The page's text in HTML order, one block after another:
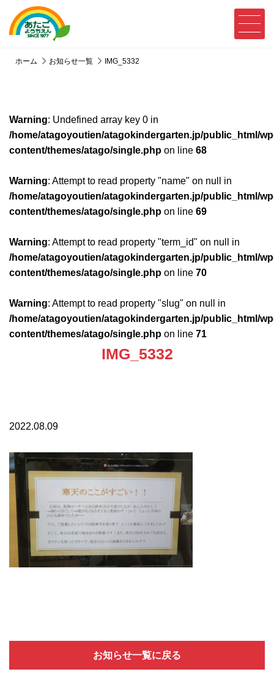
ホーム お知らせ一覧 IMG_5332
Warning: Undefined array key 0 in
/home/atagoyoutien/atagokindergarten.jp/public_html/
content/themes/atago/single.php on line 68
Warning: Attempt to read property "name" on null in
/home/atagoyoutien/atagokindergarten.jp/public_html/
content/themes/atago/single.php on line 69
Warning: Attempt to read property "term_id" on null in
/home/atagoyoutien/atagokindergarten.jp/public_html/
content/themes/atago/single.php on line 70
Warning: Attempt to read property "slug" on null in
/home/atagoyoutien/atagokindergarten.jp/public_html/
content/themes/atago/single.php on line 71
IMG_5332
2022.08.09
お知らせ一覧に戻る